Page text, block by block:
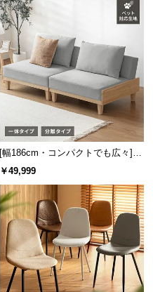
BLACK × BRONZE
[幅186cm・コンパクトでも広々] 3
人掛けソファベッド リクライニン
￥49,999